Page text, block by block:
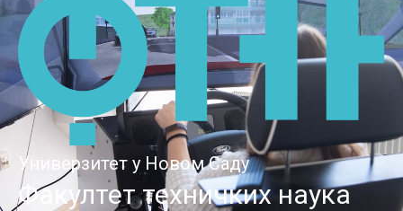
Универзитет у Новом Саду
Факултет техничких наука